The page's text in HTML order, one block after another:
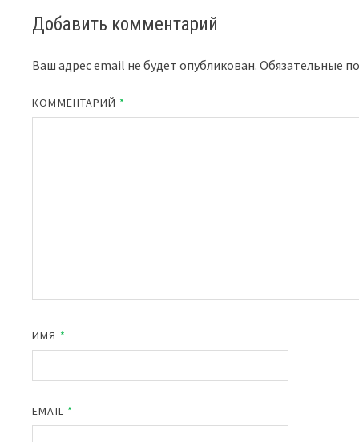
Добавить комментарий
Ваш адрес email не будет опубликован. Обязательные
КОММЕНТАРИЙ *
ИМЯ *
EMAIL *